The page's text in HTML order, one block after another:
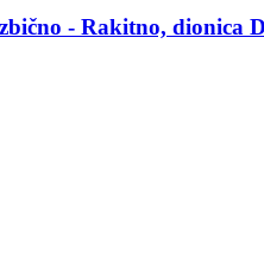
- Rakitno, dionica